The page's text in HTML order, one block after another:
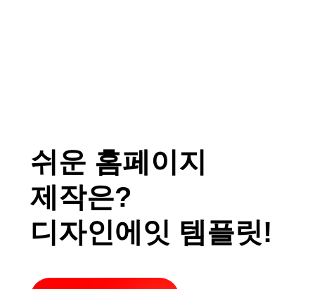
쉬운 홈페이지
제작은?
디자인에잇 템플릿!